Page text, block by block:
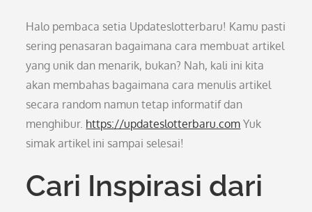
Halo pembaca setia Updateslotterbaru! Kamu pasti
sering penasaran bagaimana cara membuat artikel
yang unik dan menarik, bukan? Nah, kali ini kita
akan membahas bagaimana cara menulis artikel
secara random namun tetap informatif dan
menghibur. https://updateslotterbaru.com Yuk
simak artikel ini sampai selesai!
Cari Inspirasi dari